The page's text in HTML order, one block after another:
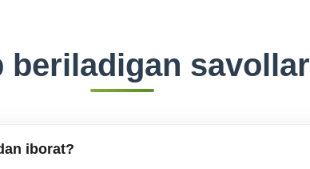
beriladigan savollar
iborat?